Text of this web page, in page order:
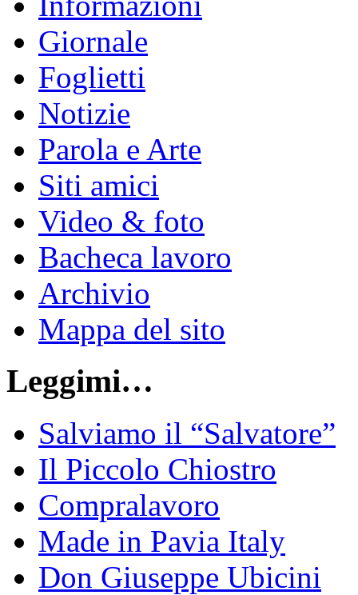
Giornale
Foglietti
Notizie
Parola e Arte
Siti amici
Video & foto
Bacheca lavoro
Archivio
Mappa del sito
Leggimi…
Salviamo il “Salvatore”
Il Piccolo Chiostro
Compralavoro
Made in Pavia Italy
Don Giuseppe Ubicini